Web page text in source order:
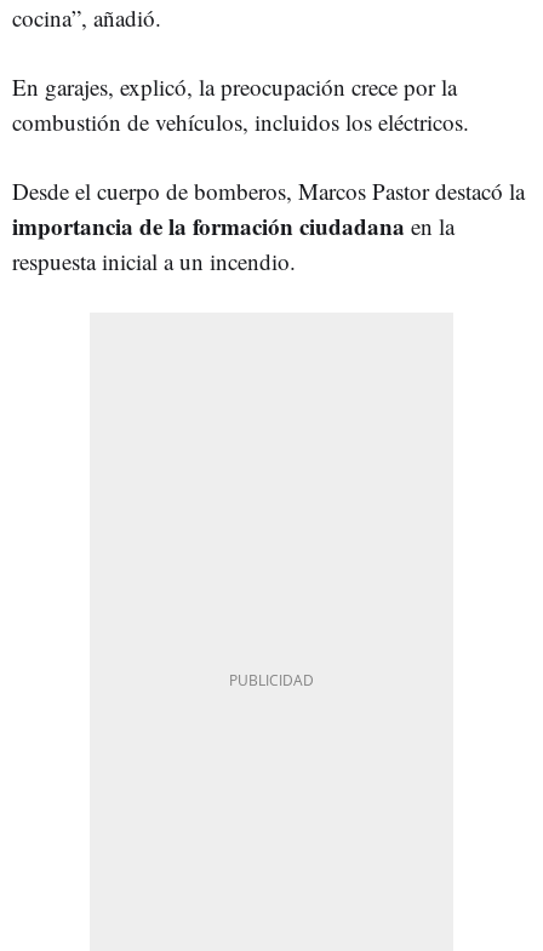
cocina”, añadió.
En garajes, explicó, la preocupación crece por la
combustión de vehículos, incluidos los eléctricos.
Desde el cuerpo de bomberos, Marcos Pastor destacó la
importancia de la formación ciudadana en la
respuesta inicial a un incendio.